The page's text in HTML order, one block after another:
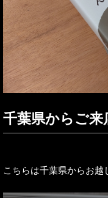
千葉県からご来
こちらは千葉県からお越